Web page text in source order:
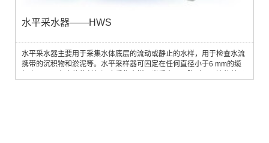
水平采水器——HWS
水平采水器主要用于采集水体底层的流动或静止的水样，用于检查水流
携带的沉积物和淤泥等。水平采样器可固定在任何直径小于6 mm的缆